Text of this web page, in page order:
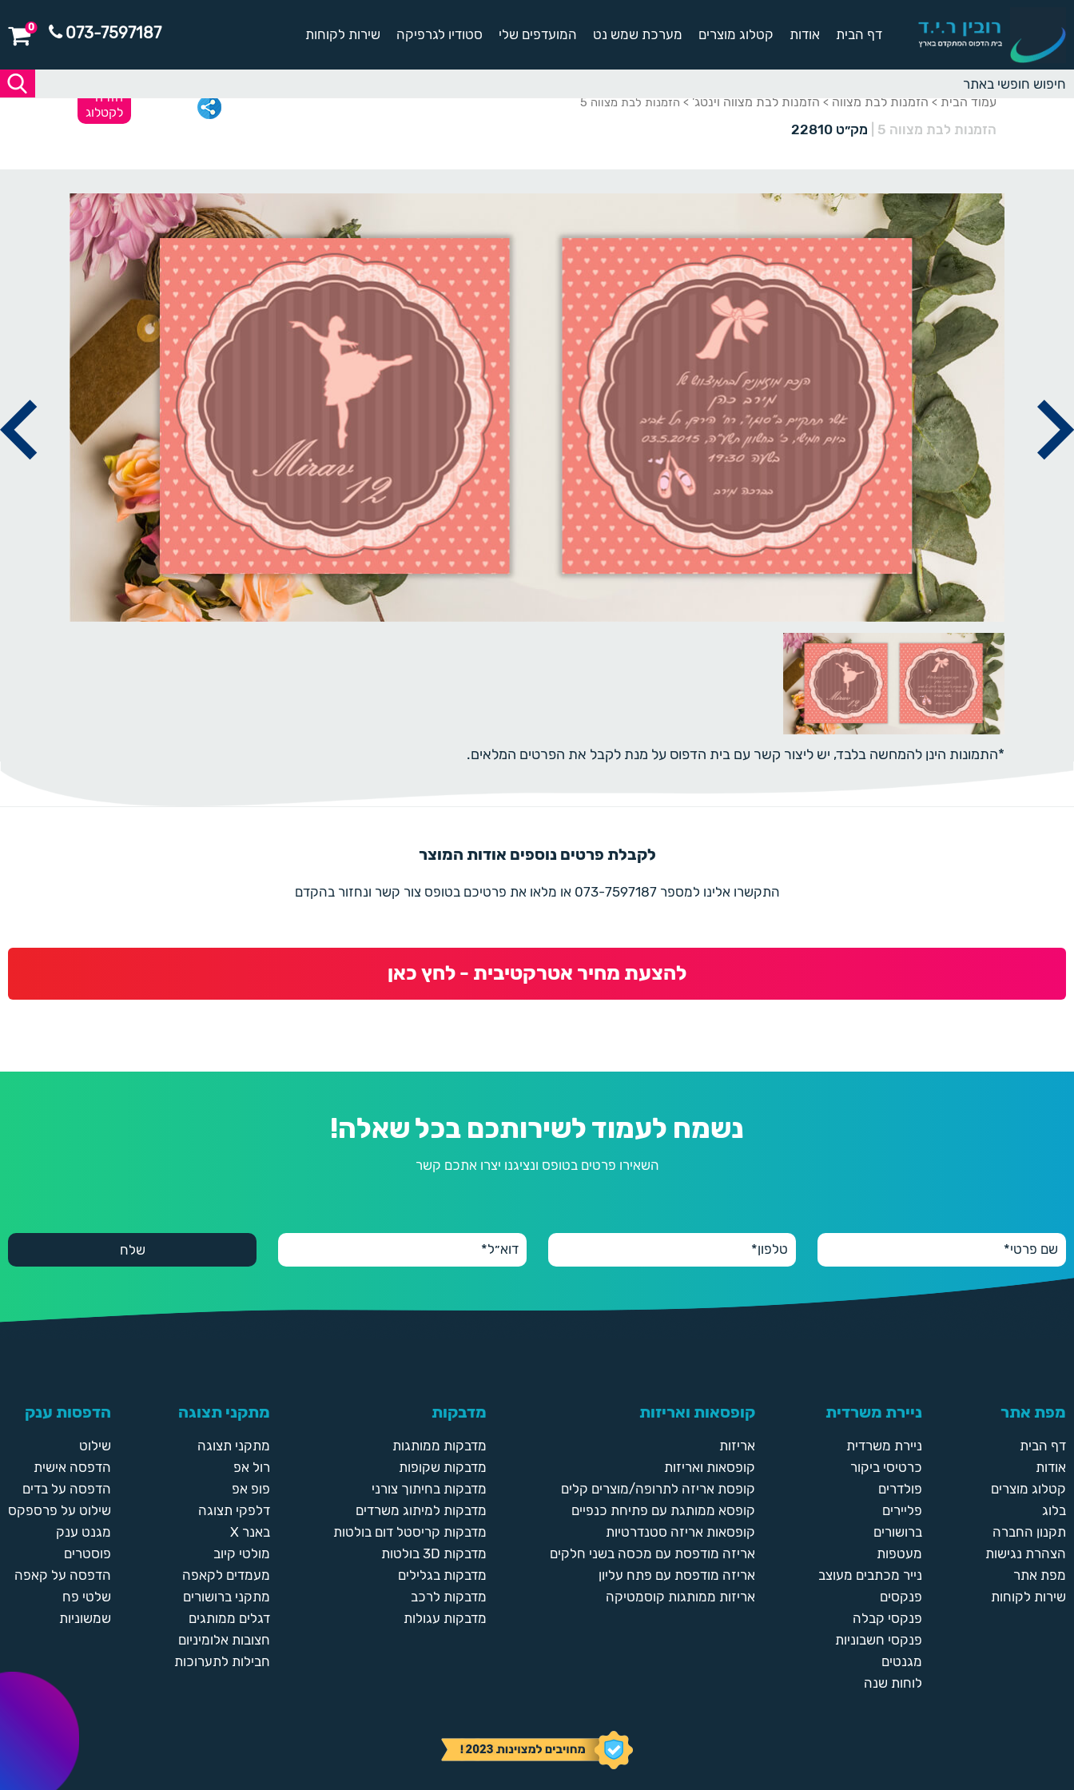
דף הבית אודות קטלוג מוצרים מערכת שמש נט המועדפים שלי סטודיו לגרפיקה שירות לקוחות 073-7597187
0
עמוד הבית > הזמנות לבת מצווה > הזמנות לבת מצווה וינטג' > הזמנות לבת מצווה 5
הזמנות לבת מצווה 5 מק״ט 22810
חזרה
לקטלוג
*התמונות הינן להמחשה בלבד, יש ליצור קשר עם בית הדפוס על מנת לקבל את הפרטים המלאים.
לקבלת פרטים נוספים אודות המוצר
התקשרו אלינו למספר 073-7597187 או מלאו את פרטיכם בטופס צור קשר ונחזור בהקדם
להצעת מחיר אטרקטיבית - לחץ כאן
נשמח לעמוד לשירותכם בכל שאלה!
השאירו פרטים בטופס ונציגנו יצרו אתכם קשר
מפת אתר
דף הבית
אודות
קטלוג מוצרים
בלוג
תקנון החברה
הצהרת נגישות
מפת אתר
שירות לקוחות
ניירת משרדית
ניירת משרדית
כרטיסי ביקור
פולדרים
פליירים
ברושורים
מעטפות
נייר מכתבים מעוצב
פנקסים
פנקסי קבלה
פנקסי חשבוניות
מגנטים
לוחות שנה
קופסאות ואריזות
אריזות
קופסאות ואריזות
קופסת אריזה לתרופה/מוצרים קלים
קופסא ממותגת עם פתיחת כנפיים
קופסאות אריזה סטנדרטיות
אריזה מודפסת עם מכסה בשני חלקים
אריזה מודפסת עם פתח עליון
אריזות ממותגות קוסמטיקה
מדבקות
מדבקות ממותגות
מדבקות שקופות
מדבקות בחיתוך צורני
מדבקות למיתוג משרדים
מדבקות קריסטל דום בולטות
מדבקות 3D בולטות
מדבקות בגלילים
מדבקות לרכב
מדבקות עגולות
מתקני תצוגה
מתקני תצוגה
רול אפ
פופ אפ
דלפקי תצוגה
באנר X
מולטי קיוב
מעמדים לקאפה
מתקני ברושורים
דגלים ממותגים
חצובות אלומיניום
חבילות לתערוכות
הדפסות ענק
שילוט
הדפסה אישית
הדפסה על בדים
שילוט על פרספקס
מגנט ענק
פוסטרים
הדפסה על קאפה
שלטי פח
שמשוניות